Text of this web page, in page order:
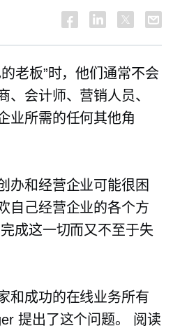
老板”时，他们通常不会
、会计师、营销人员、
业所需的任何其他角
办和经营企业可能很困
自己经营企业的各个方
成这一切而又不至于失
和成功的在线业务所有
提出了这个问题。 阅读